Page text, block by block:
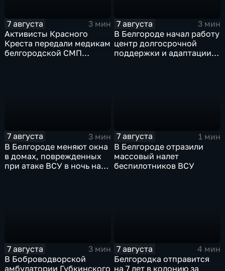
7 августа
3 мин
Активисты Красного
Креста передали медикам
белгородской СМП
7 августа
3 мин
В Белгороде начал работу
центр долгосрочной
поддержки и адаптации
7 августа
3 мин
В Белгороде меняют окна
в домах, поврежденных
при атаке ВСУ в ночь на
7 августа
1 мин
В Белгороде отразили
массовый налет
беспилотников ВСУ
7 августа
3 мин
В Боброводворской
амбулатории Губкинского
7 августа
4 мин
Белгородка отправится
на 7 лет в колонию за